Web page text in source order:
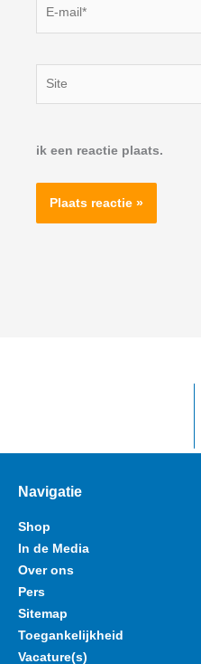
ik een reactie plaats.
Navigatie
Shop
In de Media
Over ons
Pers
Sitemap
Toegankelijkheid
Vacature(s)